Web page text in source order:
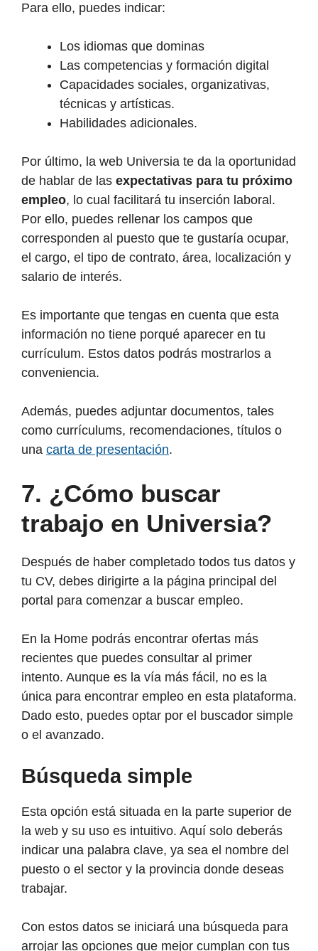
Para ello, puedes indicar:
Los idiomas que dominas
Las competencias y formación digital
Capacidades sociales, organizativas,
técnicas y artísticas.
Habilidades adicionales.
Por último, la web Universia te da la oportunidad
de hablar de las expectativas para tu próximo
empleo, lo cual facilitará tu inserción laboral.
Por ello, puedes rellenar los campos que
corresponden al puesto que te gustaría ocupar,
el cargo, el tipo de contrato, área, localización y
salario de interés.
Es importante que tengas en cuenta que esta
información no tiene porqué aparecer en tu
currículum. Estos datos podrás mostrarlos a
conveniencia.
Además, puedes adjuntar documentos, tales
como currículums, recomendaciones, títulos o
una carta de presentación.
7. ¿Cómo buscar
trabajo en Universia?
Después de haber completado todos tus datos y
tu CV, debes dirigirte a la página principal del
portal para comenzar a buscar empleo.
En la Home podrás encontrar ofertas más
recientes que puedes consultar al primer
intento. Aunque es la vía más fácil, no es la
única para encontrar empleo en esta plataforma.
Dado esto, puedes optar por el buscador simple
o el avanzado.
Búsqueda simple
Esta opción está situada en la parte superior de
la web y su uso es intuitivo. Aquí solo deberás
indicar una palabra clave, ya sea el nombre del
puesto o el sector y la provincia donde deseas
trabajar.
Con estos datos se iniciará una búsqueda para
arrojar las opciones que mejor cumplan con tus